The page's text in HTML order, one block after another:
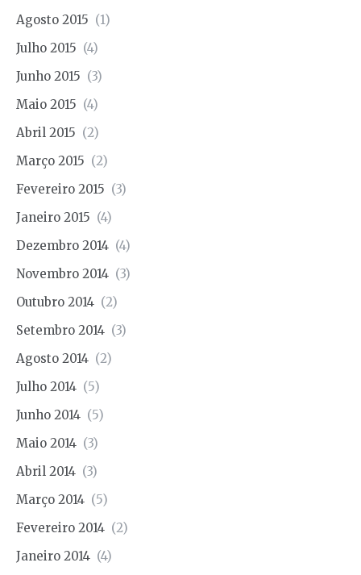
Agosto 2015 (1)
Julho 2015 (4)
Junho 2015 (3)
Maio 2015 (4)
Abril 2015 (2)
Março 2015 (2)
Fevereiro 2015 (3)
Janeiro 2015 (4)
Dezembro 2014 (4)
Novembro 2014 (3)
Outubro 2014 (2)
Setembro 2014 (3)
Agosto 2014 (2)
Julho 2014 (5)
Junho 2014 (5)
Maio 2014 (3)
Abril 2014 (3)
Março 2014 (5)
Fevereiro 2014 (2)
Janeiro 2014 (4)